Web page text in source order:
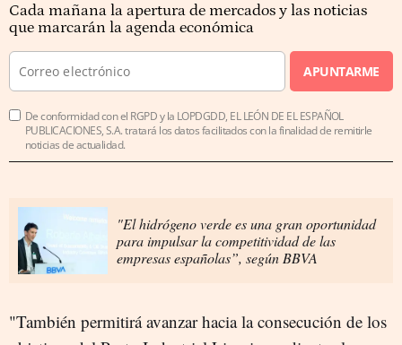
Cada mañana la apertura de mercados y las noticias
que marcarán la agenda económica
APUNTARME
De conformidad con el RGPD y la LOPDGDD, EL LEÓN DE EL ESPAÑOL
PUBLICACIONES, S.A. tratará los datos facilitados con la finalidad de remitirle
noticias de actualidad.
"El hidrógeno verde es una gran oportunidad
para impulsar la competitividad de las
empresas españolas”, según BBVA
"También permitirá avanzar hacia la consecución de los